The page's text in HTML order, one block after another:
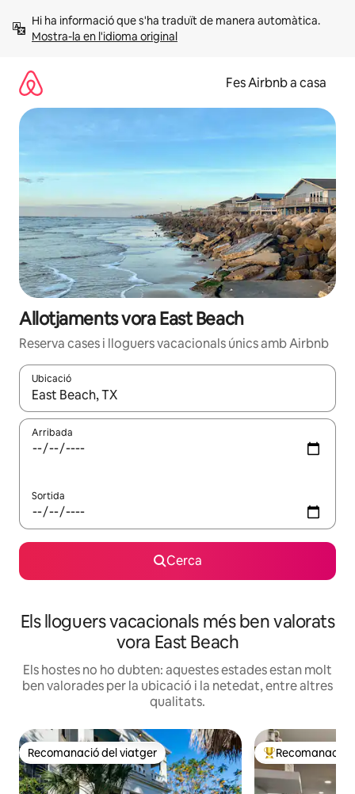
Mostra-la en l'idioma original
Fes Airbnb a casa
Allotjaments vora East Beach
Reserva cases i lloguers vacacionals únics amb Airbnb
Ubicació
Quan els resultats estiguin disponibles, podràs navegar-hi a
Arribada
Sortida
Cerca
Els lloguers vacacionals més ben valorats
vora East Beach
Els hostes no ho dubten: aquestes estades estan molt
ben valorades per la ubicació i la netedat, entre altres
qualitats.
Recomanació del viatger
Recomanació del viatger Principals
Recomanació